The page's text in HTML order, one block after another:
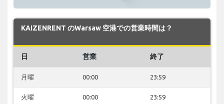
KAIZENRENT のWarsaw 空港での営業時間は？
日 営業 終了
月曜 00:00 23:59
火曜 00:00 23:59